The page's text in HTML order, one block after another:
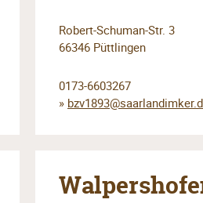
Robert-Schuman-Str. 3
66346 Püttlingen
0173-6603267
»